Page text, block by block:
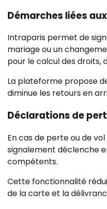
Démarches liées
Intraparis permet de
mariage ou un
pour le calcul des droits,
La plateforme propose
diminue les retours en
Déclarations de
En cas de perte ou de
signalement déclenche
compétents.
Cette fonctionnalité
de la carte et la